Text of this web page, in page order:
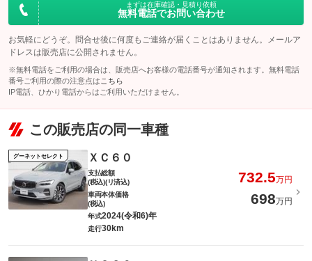
まずは在庫確認・見積り依頼
無料電話でお問い合わせ
お気軽にどうぞ。問合せ後に何度もご連絡が届くことはありません。メールア
ドレスは販売店に公開されません。
※無料電話をご利用の場合は、販売店へお客様の電話番号が通知されます。無料電話
番号ご利用の際の注意点は こちら
IP電話、ひかり電話からはご利用いただけません。
この販売店の同一車種
グーネットセレクト ＸＣ６０
支払総額
(税込)(リ済込)
732.5万円
車両本体価格
(税込)
698万円
年式2024(令和6)年
走行30km